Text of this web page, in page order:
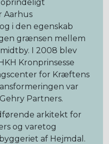
Aarhus
i den egenskab
grænsen mellem
I 2008 blev
Kronprinsesse
for Kræftens
var
Partners.
arkitekt for
og varetog
af Hejmdal.